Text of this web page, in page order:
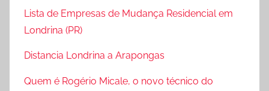
Lista de Empresas de Mudança Residencial em
Londrina (PR)
Distancia Londrina a Arapongas
Quem é Rogério Micale, o novo técnico do